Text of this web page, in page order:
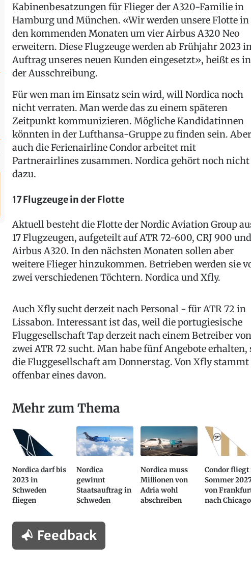
Kabinenbesatzungen für Flieger der A320-Familie in
Hamburg und München. «Wir werden unsere Flotte in
den kommenden Monaten um vier Airbus A320 Neo
erweitern. Diese Flugzeuge werden ab Frühjahr 2023
Auftrag unseres neuen Kunden eingesetzt», heißt es in
der Ausschreibung.
Für wen man im Einsatz sein wird, will Nordica noch
nicht verraten. Man werde das zu einem späteren
Zeitpunkt kommunizieren. Mögliche Kandidatinnen
könnten in der Lufthansa-Gruppe zu finden sein. Aber
auch die Ferienairline Condor arbeitet mit
Partnerairlines zusammen. Nordica gehört noch nicht
dazu.
17 Flugzeuge in der Flotte
Aktuell besteht die Flotte der Nordic Aviation Group
17 Flugzeugen, aufgeteilt auf ATR 72-600, CRJ 900 und
Airbus A320. In den nächsten Monaten sollen aber
weitere Flieger hinzukommen. Betrieben werden sie
zwei verschiedenen Töchtern. Nordica und Xfly.
Auch Xfly sucht derzeit nach Personal - für ATR 72 in
Lissabon. Interessant ist das, weil die portugiesische
Fluggesellschaft Tap derzeit nach einem Betreiber von
zwei ATR 72 sucht. Man habe fünf Angebote erhalten,
die Fluggesellschaft am Donnerstag. Von Xfly stammt
offenbar eines davon.
Mehr zum Thema
Nordica darf bis
2023 in
Schweden
fliegen
Nordica
gewinnt
Staatsauftrag in
Schweden
Nordica muss
Millionen von
Adria wohl
abschreiben
Condor
Sommer
von
nach Chicago
Feedback